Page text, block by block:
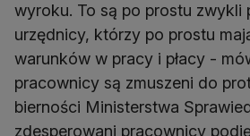
wyroku. To są po prostu zwykli
urzędnicy, którzy po prostu
warunków w pracy i płacy -
pracownicy są zmuszeni do
bierności Ministerstwa
zdesperowani pracownicy